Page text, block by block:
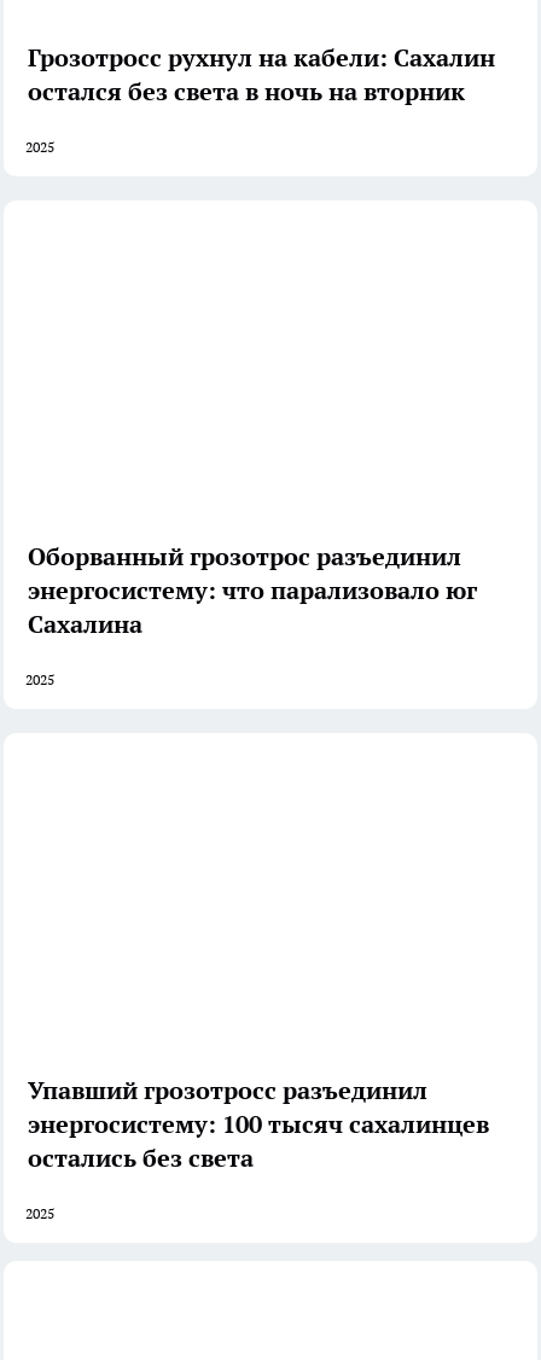
Грозотросс рухнул на кабели: Сахалин
остался без света в ночь на вторник
2025
Оборванный грозотрос разъединил
энергосистему: что парализовало юг
Сахалина
2025
Упавший грозотросс разъединил
энергосистему: 100 тысяч сахалинцев
остались без света
2025